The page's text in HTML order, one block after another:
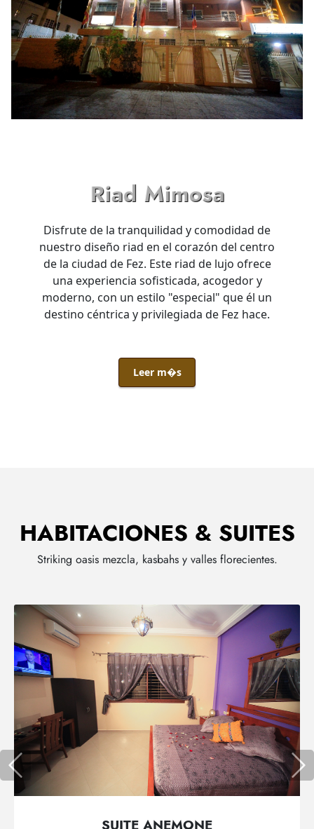
Riad Mimosa
Disfrute de la tranquilidad y comodidad de
nuestro diseño riad en el corazón del centro
de la ciudad de Fez. Este riad de lujo ofrece
una experiencia sofisticada, acogedor y
moderno, con un estilo "especial" que él un
destino céntrica y privilegiada de Fez hace.
Leer m�s
HABITACIONES & SUITES
Striking oasis mezcla, kasbahs y valles florecientes.
SUITE ANEMONE